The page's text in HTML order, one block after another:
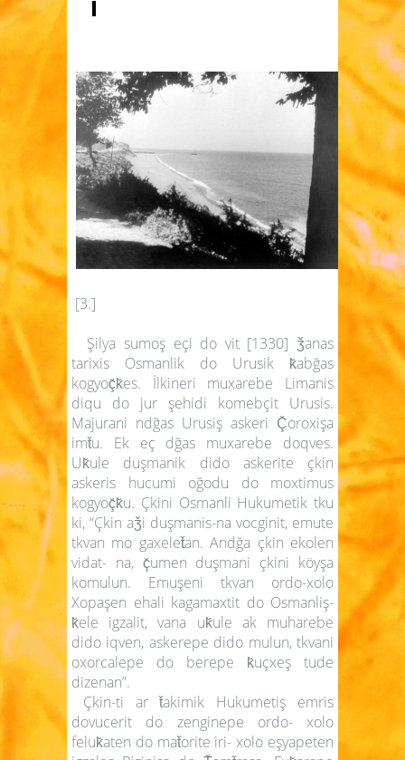
[3.]
Şilya sumoş eçi do vit [1330] ǯanas
tarixis Osmanlik do Urusik k̆abğas
kogyoç̆k̆es. İlkineri muxarebe Limanis
diqu do jur şehidi komebçit Urusis.
Majurani ndğas Urusiş askeri Ç̆oroxişa
imt̆u. Ek eç dğas muxarebe doqves.
Uk̆ule duşmanik dido askerite çkin
askeris hucumi oğodu do moxtimus
kogyoç̆k̆u. Çkini Osmanli Hukumetik tku
ki, “Çkin aǯi duşmanis-na vocginit, emute
tkvan mo gaxelet̆an. Andğa çkin ekolen
vidat- na, ç̆umen duşmani çkini köyşa
komulun. Emuşeni tkvan ordo-xolo
Xopaşen ehali kagamaxtit do Osmanliş-
k̆ele igzalit, vana uk̆ule ak muharebe
dido iqven, askerepe dido mulun, tkvani
oxorcalepe do berepe k̆uçxeş tude
dizenan”.
Çkin-ti ar t̆akimik Hukumetiş emris
dovucerit do zenginepe ordo- xolo
feluk̆aten do mat̆orite iri- xolo eşyapeten